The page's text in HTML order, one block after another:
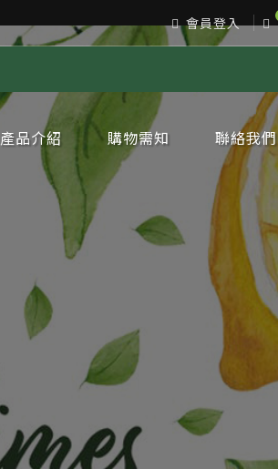
會員登入
產品介紹
冷凍檸檬專區
冷凍金桔專區
冷凍柳丁專區
冷凍葡萄柚專區
冷凍百香果專區
冷凍水蜜桃專區
冷凍奇異果專區
冷凍芭樂專區
冷凍甘蔗專區
冷凍蘋果專區
冷凍葡萄專區
冷凍鳳梨專區
冷凍芒果專區
冷凍草莓專區
冷凍荔枝專區
冷凍蓮霧專區
冷凍橘子專區
冷凍原汁其他專區
冷凍水果肉其他專區
冷凍水果蜜糖類
新鮮鮮果類
周邊產品類
季節限定類
代工生產服務
購物需知 聯絡我們